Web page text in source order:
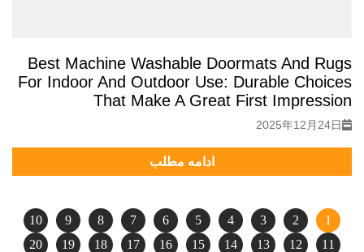
Best Machine Washable Doormats And Rugs
For Indoor And Outdoor Use: Durable Choices
That Make A Great First Impression
2025年12月24日
ادامه مطلب
1
2
3
4
5
6
7
8
9
10
11
12
13
14
15
16
17
18
19
20